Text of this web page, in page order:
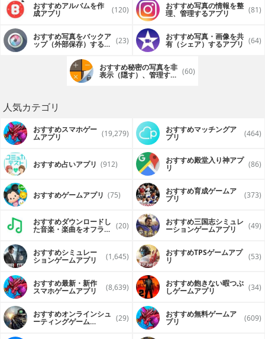
おすすめアルバムを作
成アプリ (120) おすすめ写真の情報を整
理、管理するアプリ (81)
おすすめ写真をバックア
ップ（外部保存）するア (23) おすすめ写真・画像を共
有（シェア）するアプリ (64)
おすすめ秘密の写真を非
表示（隠す）、管理する (60)
人気カテゴリ
おすすめスマホゲー
ムアプリ (19,279) おすすめマッチングア
プリ (464)
おすすめ占いアプリ (912) おすすめ殿堂入り神アプ
リ (86)
おすすめゲームアプリ (75) おすすめ育成ゲームア
プリ (373)
おすすめダウンロードし
た音楽・楽曲をオフライ (20) おすすめ三国志シミュレ
ーションゲームアプリ (49)
おすすめシミュレー
ションゲームアプリ (1,645) おすすめTPSゲームアプ
リ (53)
おすすめ最新・新作
スマホゲームアプリ (8,639) おすすめ飽きない暇つぶ
しゲームアプリ (34)
おすすめオンラインシュ
ーティングゲーム (29) おすすめ無料ゲームア
プリ (609)